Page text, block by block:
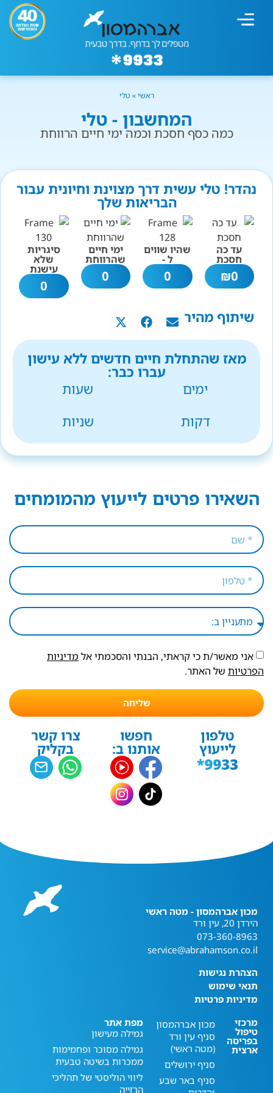
ראשי» טלי
המחשבון - טלי
כמה כסף חסכת וכמה ימי חיים הרווחת
נהדר! טלי עשית דרך מצוינת וחיונית עבור
הבריאות שלך
עד כה
חסכת
0
₪
שהיו שווים
ל -
0
ימי חיים
שהרווחת
0
סיגריות
שלא
עישנת
0
שיתוף מהיר
מאז שהתחלת חיים חדשים ללא עישון
עברו כבר:
ימים
שעות
דקות
שניות
השאירו פרטים לייעוץ מהמומחים
אני מאשר/ת כי קראתי, הבנתי והסכמתי אל מדיניות
הפרטיות של האתר.
שליחה
טלפון
לייעוץ
חפשו
אותנו ב:
צרו קשר
בקליק
מכון אברהמסון - מטה ראשי
הירדן 20, עין ורד
073-360-8963
service@abrahamson.co.il
הצהרת נגישות
תנאי שימוש
מדיניות פרטיות
מרכזי
טיפול
בפריסה
ארצית
מכון אברהמסון
סניף עין ורד
(מטה ראשי)
סניף ירושלים
סניף באר שבע
מפת אתר
גמילה מעישון
גמילה מסוכר ופחמימות
ממכרות בשיטה טבעית
ליווי הוליסטי של תהליכי
הרזייה